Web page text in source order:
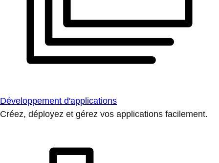
Développement d'applications
Créez, déployez et gérez vos applications facilement.